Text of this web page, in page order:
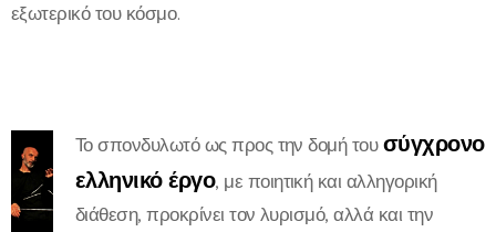
εξωτερικό του κόσμο.
Το σπονδυλωτό ως προς την δομή τουσύγχρονο
ελληνικό έργο, με ποιητική και αλληγορική
διάθεση, προκρίνει τον λυρισμό, αλλά και την